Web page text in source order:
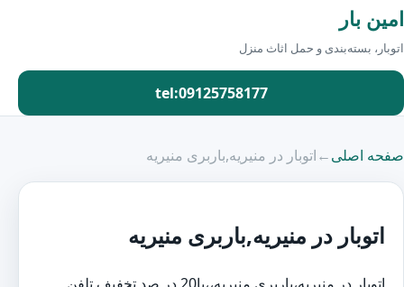
امین بار
اتوبار، بسته‌بندی و حمل اثاث منزل
tel:09125758177
صفحه اصلی←اتوبار در منیریه,باربری منیریه
اتوبار در منیریه,باربری منیریه